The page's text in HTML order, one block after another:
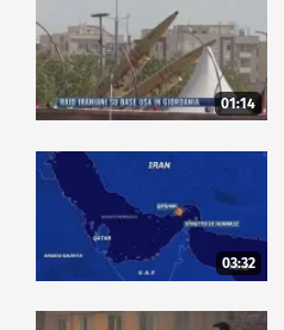
01:14
03:32